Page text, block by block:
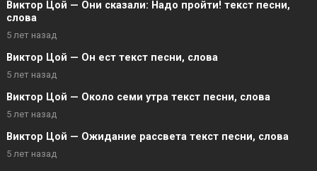
Виктор Цой — Они сказали: Надо пройти! текст песни,
слова
5 лет назад
Виктор Цой — Он ест текст песни, слова
5 лет назад
Виктор Цой — Около семи утра текст песни, слова
5 лет назад
Виктор Цой — Ожидание рассвета текст песни, слова
5 лет назад